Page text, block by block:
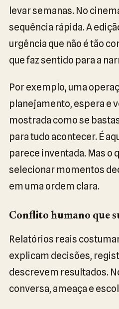
levar semanas. No
sequência rápida. A
urgência que não é tão
que faz sentido para a
Por exemplo, uma
planejamento, espera e
mostrada como se
para tudo acontecer. É
parece inventada. Mas o
selecionar momentos
em uma ordem clara.
Conflito humano que
Relatórios reais
explicam decisões,
descrevem resultados.
conversa, ameaça e